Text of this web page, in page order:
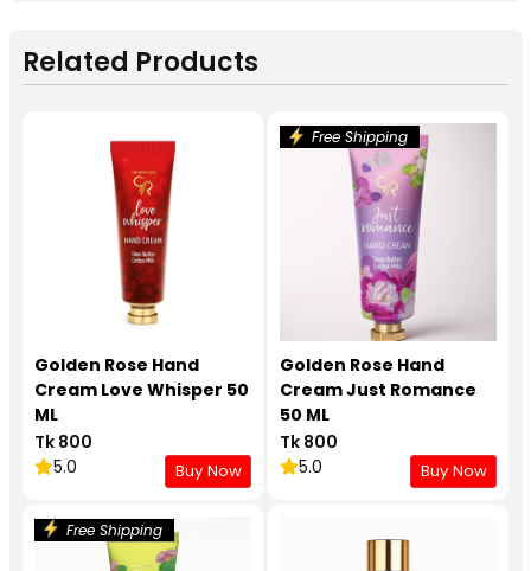
Related Products
Golden Rose Hand
Cream Love Whisper 50
ML
Tk 800
5.0
Buy Now
Free Shipping
Golden Rose Hand
Cream Just Romance
50 ML
Tk 800
5.0
Buy Now
Free Shipping